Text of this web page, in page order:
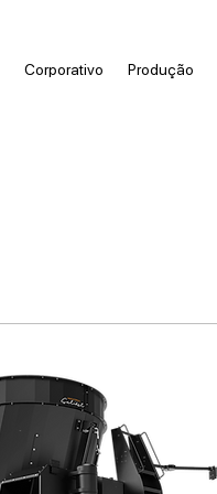
Corporativo Produção